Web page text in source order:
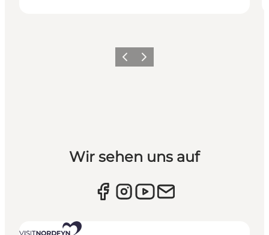
Vorherige Folie
Nächste Folie
Wir sehen uns auf